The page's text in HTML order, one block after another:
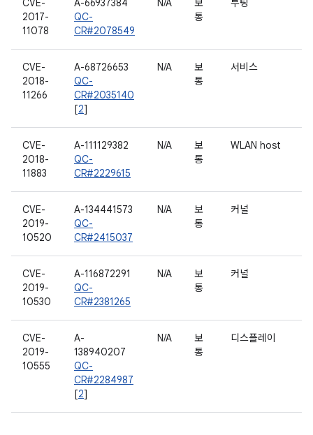
CVE-
2017-
11078
A-66937384
QC-
CR#2078549
N/A
보
통
부팅
CVE-
2018-
11266
A-68726653
QC-
CR#2035140
[2]
N/A
보
통
서비스
CVE-
2018-
11883
A-111129382
QC-
CR#2229615
N/A
보
통
WLAN host
CVE-
2019-
10520
A-134441573
QC-
CR#2415037
N/A
보
통
커널
CVE-
2019-
10530
A-116872291
QC-
CR#2381265
N/A
보
통
커널
CVE-
2019-
10555
A-
138940207
QC-
CR#2284987
[2]
N/A
보
통
디스플레이